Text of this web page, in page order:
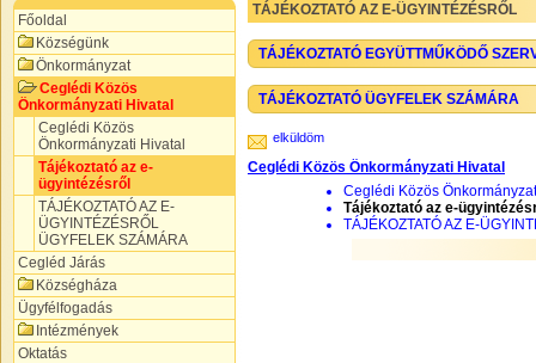
Főoldal
Községünk
Önkormányzat
Ceglédi Közös
Önkormányzati Hivatal
Ceglédi Közös
Önkormányzati Hivatal
Tájékoztató az e-
ügyintézésről
TÁJÉKOZTATÓ AZ E-
ÜGYINTÉZÉSRŐL
ÜGYFELEK SZÁMÁRA
Cegléd Járás
Községháza
Ügyfélfogadás
Intézmények
Oktatás
TÁJÉKOZTATÓ AZ E-ÜGYINTÉZÉSRŐL
TÁJÉKOZTATÓ EGYÜTTMŰKÖDŐ
TÁJÉKOZTATÓ ÜGYFELEK SZÁMÁRA
elküldöm
Ceglédi Közös Önkormányzati Hivatal
Ceglédi Közös
Tájékoztató az e-
TÁJÉKOZTATÓ AZ E-